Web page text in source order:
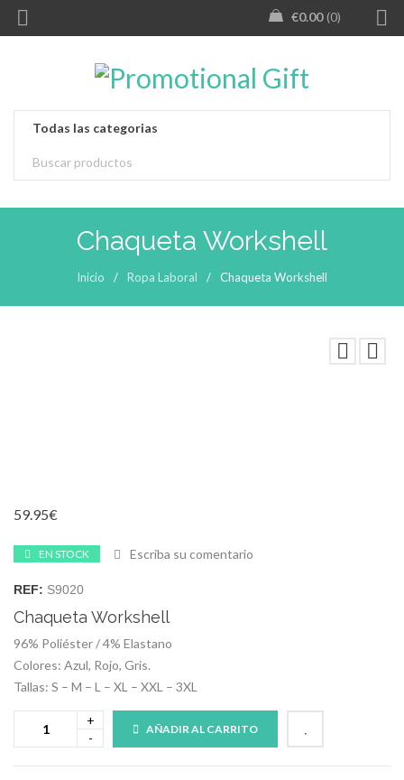
0.00
€ 0
Chaqueta Workshell
Inicio / Ropa Laboral / Chaqueta Workshell
59.95€
EN STOCK Escriba su comentario
REF: S9020
Chaqueta Workshell
96% Poliéster / 4% Elastano
Colores: Azul, Rojo, Gris.
Tallas: S – M – L – XL – XXL – 3XL
AÑADIR AL CARRITO